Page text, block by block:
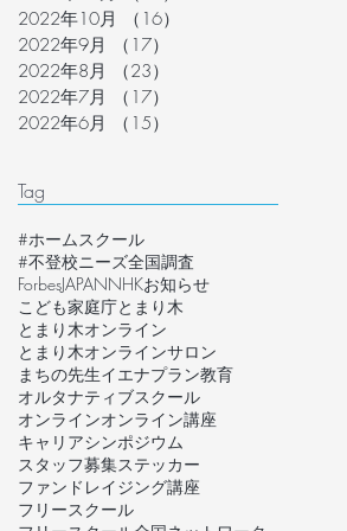
2022年10月
（16）
2022年9月
（17）
2022年8月
（23）
2022年7月
（17）
2022年6月
（15）
Tag
#ホームスクール
#不登校ニーズ全国調査
ForbesJAPANNHKお知らせ
こども家庭庁とまり木
とまり木オンライン
とまり木オンラインサロン
まちの先生イエナプラン教育
オルタナティブスクール
オンラインオンライン講座
キャリアシンポジウム
スタッフ募集ステッカー
ファンドレイジング講座
フリースクール